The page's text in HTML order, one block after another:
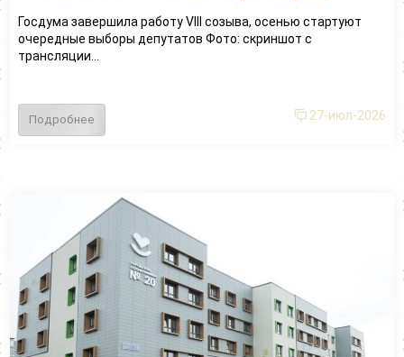
Госдума завершила работу VIII созыва, осенью стартуют
очередные выборы депутатов Фото: скриншот с
трансляции...
Подробнее 27-июл-2026